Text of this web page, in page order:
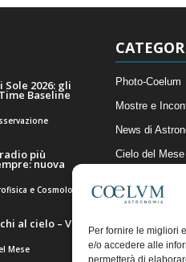
Per fornire le migliori
e/o accedere alle
permetterà di
Sole 2026: gli
Baseline
più
nuova
e Cosmologia
al cielo – Vale
Mese
Photo-Coelum
Mostre e
News di
Cielo del Mese
Articoli e
Il Blog della